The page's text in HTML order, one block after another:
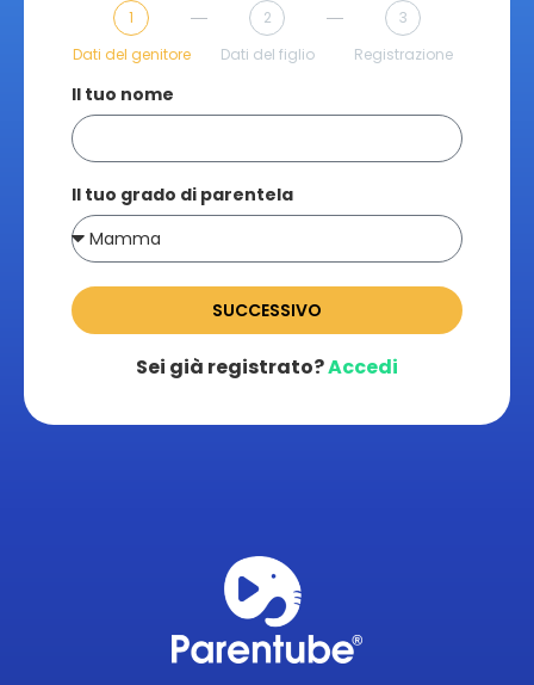
1
Dati del genitore
2
Dati del figlio
3
Registrazione
Il tuo nome
Il tuo grado di parentela
SUCCESSIVO
Sei già registrato?Accedi